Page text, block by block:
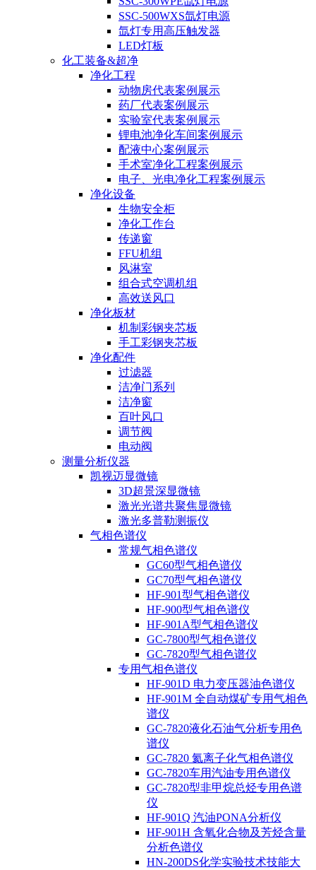
SSC-500WXS氙灯电源
氙灯专用高压触发器
LED灯板
化工装备&超净
净化工程
动物房代表案例展示
药厂代表案例展示
实验室代表案例展示
锂电池净化车间案例展示
配液中心案例展示
手术室净化工程案例展示
电子、光电净化工程案例展示
净化设备
生物安全柜
净化工作台
传递窗
FFU机组
风淋室
组合式空调机组
高效送风口
净化板材
机制彩钢夹芯板
手工彩钢夹芯板
净化配件
过滤器
洁净门系列
洁净窗
百叶风口
调节阀
电动阀
测量分析仪器
凯视迈显微镜
3D超景深显微镜
激光光谱共聚焦显微镜
激光多普勒测振仪
气相色谱仪
常规气相色谱仪
GC60型气相色谱仪
GC70型气相色谱仪
HF-901型气相色谱仪
HF-900型气相色谱仪
HF-901A型气相色谱仪
GC-7800型气相色谱仪
GC-7820型气相色谱仪
专用气相色谱仪
HF-901D 电力变压器油色谱仪
HF-901M 全自动煤矿专用气相色
谱仪
GC-7820液化石油气分析专用色
谱仪
GC-7820 氦离子化气相色谱仪
GC-7820车用汽油专用色谱仪
GC-7820型非甲烷总烃专用色谱
仪
HF-901Q 汽油PONA分析仪
HF-901H 含氧化合物及芳烃含量
分析色谱仪
HN-200DS化学实验技术技能大